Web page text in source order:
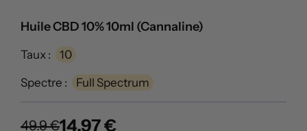
Huile CBD 10% 10ml (Cannaline)
Taux : 10
Spectre : Full Spectrum
49.9 €14.97 €